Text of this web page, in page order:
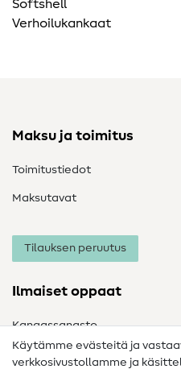
Softshell
Verhoilukankaat
Maksu ja toimitus
Toimitustiedot
Maksutavat
Tilauksen peruutus
Ilmaiset oppaat
Kangassanasto
Ompelusanasto
Käytämme evästeitä ja
verkkosivustollamme ja